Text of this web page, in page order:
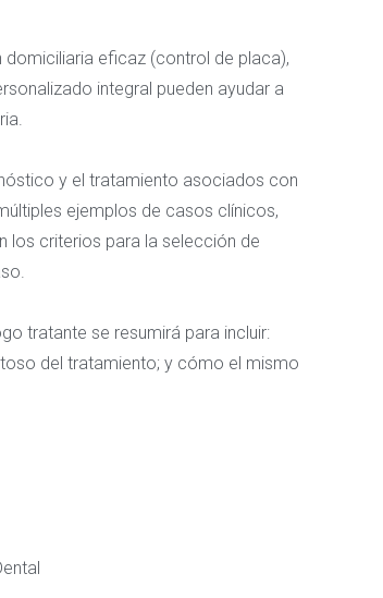
domiciliaria eficaz (control de placa),
integral pueden ayudar a
y el tratamiento asociados con
ejemplos de casos clínicos,
los criterios para la selección de
tratante se resumirá para incluir:
del tratamiento; y cómo el mismo